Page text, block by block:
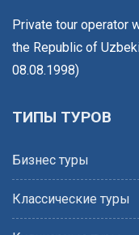
Private tour operator
the Republic of
08.08.1998)
ТИПЫ ТУРОВ
Бизнес туры
Классические туры